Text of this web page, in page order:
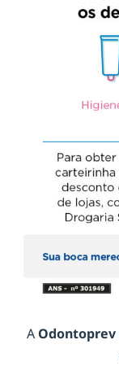
A Odontoprev